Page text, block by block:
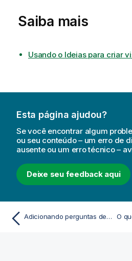
Saiba mais
Usando o Ideias para criar
Esta página ajudou?
Se você encontrar algum
ou seu conteúdo – um erro de
ausente ou um erro técnico –
Deixe seu feedback aqui
Adicionando perguntas de exemplo ao Insight Advisor